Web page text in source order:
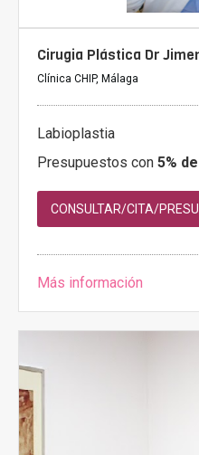
Cirugia Plástica Dr
Clínica CHIP, Málaga
Labioplastia
Presupuestos con 5%
CONSULTAR/CITA/
Más información